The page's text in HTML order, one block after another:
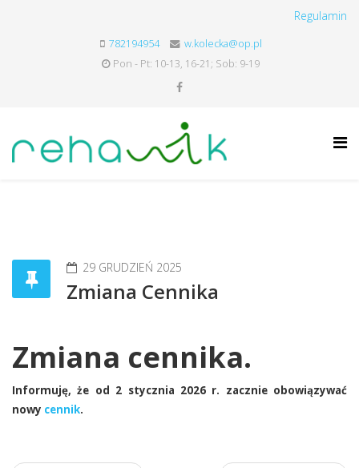
Regulamin
782194954
w.kolecka@op.pl
Pon - Pt: 10-13, 16-21; Sob: 9-19
29 GRUDZIEŃ 2025
Zmiana Cennika
Zmiana cennika.
Informuję, że od 2 stycznia 2026 r. zacznie obowiązywać
nowy cennik.